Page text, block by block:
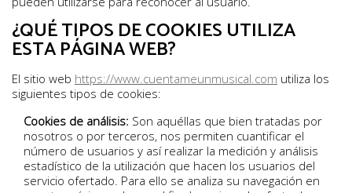
¿QUÉ TIPOS DE COOKIES UTILIZA
ESTA PÁGINA WEB?
El sitio web https://www.cuentameunmusical.com utiliza los
siguientes tipos de cookies:
Cookies de análisis: Son aquéllas que bien tratadas por
nosotros o por terceros, nos permiten cuantificar el
número de usuarios y así realizar la medición y análisis
estadístico de la utilización que hacen los usuarios del
servicio ofertado. Para ello se analiza su navegación en